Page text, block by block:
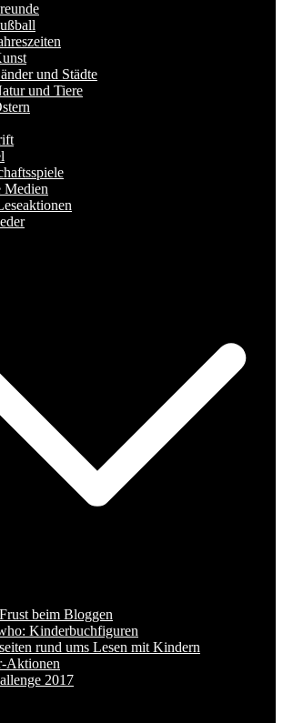
und Städte
und Tiere
Medien
beim Bloggen
Kinderbuchfiguren
rund ums Lesen mit Kindern
Aktionen
2017